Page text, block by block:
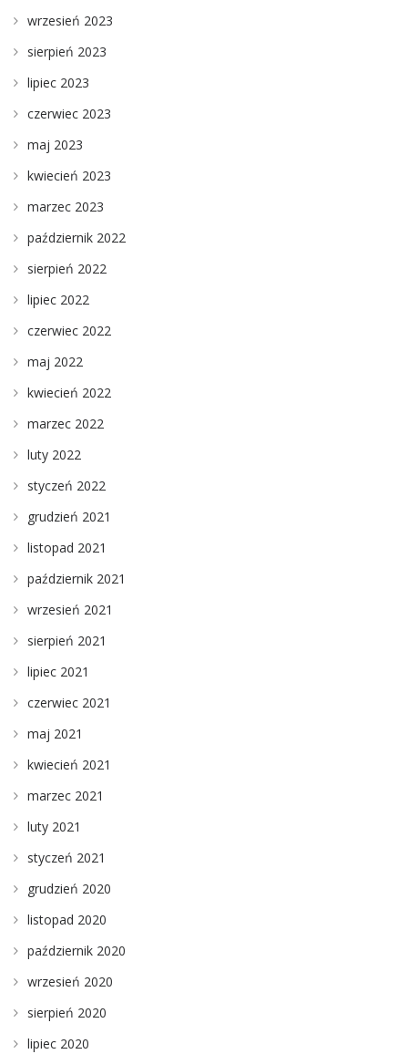
wrzesień 2023
sierpień 2023
lipiec 2023
czerwiec 2023
maj 2023
kwiecień 2023
marzec 2023
październik 2022
sierpień 2022
lipiec 2022
czerwiec 2022
maj 2022
kwiecień 2022
marzec 2022
luty 2022
styczeń 2022
grudzień 2021
listopad 2021
październik 2021
wrzesień 2021
sierpień 2021
lipiec 2021
czerwiec 2021
maj 2021
kwiecień 2021
marzec 2021
luty 2021
styczeń 2021
grudzień 2020
listopad 2020
październik 2020
wrzesień 2020
sierpień 2020
lipiec 2020